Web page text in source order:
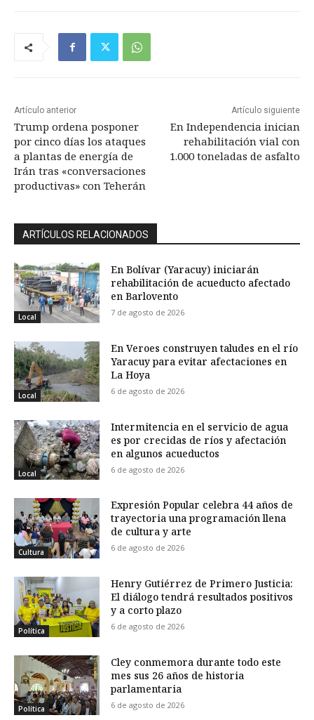
Artículo anterior
Trump ordena posponer
por cinco días los ataques
a plantas de energía de
Irán tras «conversaciones
productivas» con Teherán
Artículo siguiente
En Independencia inician
rehabilitación vial con
1.000 toneladas de asfalto
ARTÍCULOS RELACIONADOS
Local
En Bolívar (Yaracuy) iniciarán
rehabilitación de acueducto afectado
en Barlovento
7 de agosto de 2026
Local
En Veroes construyen taludes en el río
Yaracuy para evitar afectaciones en
La Hoya
6 de agosto de 2026
Local
Intermitencia en el servicio de agua
es por crecidas de ríos y afectación
en algunos acueductos
6 de agosto de 2026
Cultura
Expresión Popular celebra 44 años de
trayectoria una programación llena
de cultura y arte
6 de agosto de 2026
Política
Henry Gutiérrez de Primero Justicia:
El diálogo tendrá resultados positivos
y a corto plazo
6 de agosto de 2026
Política
Cley conmemora durante todo este
mes sus 26 años de historia
parlamentaria
6 de agosto de 2026